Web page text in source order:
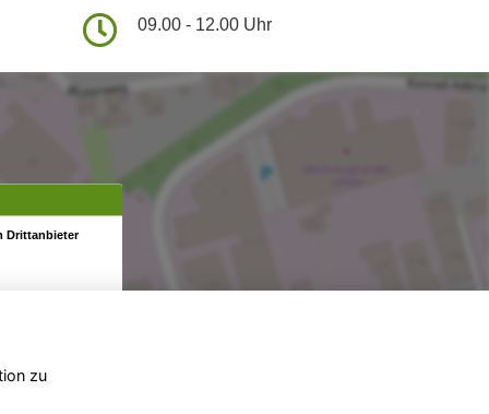
09.00 - 12.00 Uhr
Drittanbieter
zu